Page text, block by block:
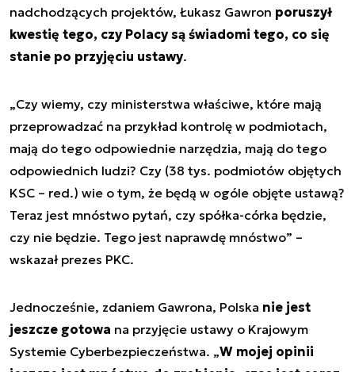
nadchodzących projektów, Łukasz Gawron poruszył
kwestię tego, czy Polacy są świadomi tego, co się
stanie po przyjęciu ustawy.
„Czy wiemy, czy ministerstwa właściwe, które mają
przeprowadzać na przykład kontrolę w podmiotach,
mają do tego odpowiednie narzędzia, mają do tego
odpowiednich ludzi? Czy (38 tys. podmiotów objętych
KSC – red.) wie o tym, że będą w ogóle objęte ustawą?
Teraz jest mnóstwo pytań, czy spółka-córka będzie,
czy nie będzie. Tego jest naprawdę mnóstwo” –
wskazał prezes PKC.
Jednocześnie, zdaniem Gawrona, Polska nie jest
jeszcze gotowa na przyjęcie ustawy o Krajowym
Systemie Cyberbezpieczeństwa. „W mojej opinii